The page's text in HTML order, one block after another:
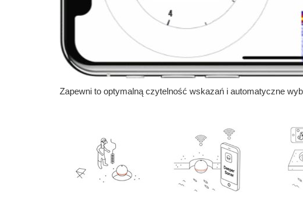
Zapewni to optymalną czytelność wskazań i automatyczne